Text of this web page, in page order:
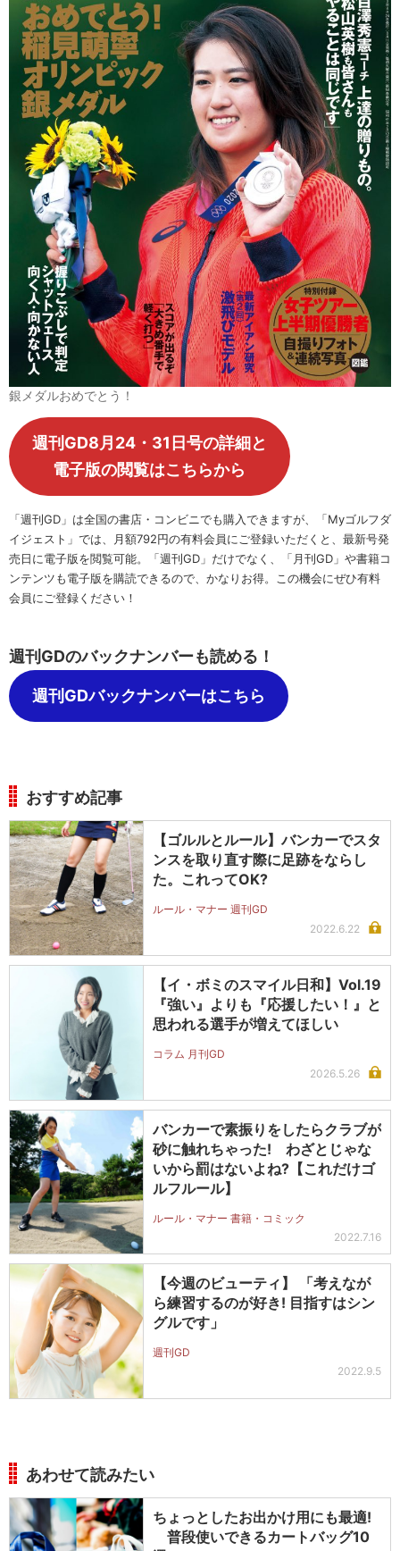
銀メダルおめでとう！
週刊GD8月24・31日号の詳細と
電子版の閲覧はこちらから
「週刊GD」は全国の書店・コンビニでも購入できますが、「Myゴルフダ
イジェスト」では、月額792円の有料会員にご登録いただくと、最新号発
売日に電子版を閲覧可能。「週刊GD」だけでなく、「月刊GD」や書籍コ
ンテンツも電子版を購読できるので、かなりお得。この機会にぜひ有料
会員にご登録ください！
週刊GDのバックナンバーも読める！
週刊GDバックナンバーはこちら
おすすめ記事
【ゴルルとルール】バンカーでスタ
ンスを取り直す際に足跡をならし
た。これってOK?
ルール・マナー 週刊GD
2022.6.22
【イ・ボミのスマイル日和】Vol.19
『強い』よりも『応援したい！』と
思われる選手が増えてほしい
コラム 月刊GD
2026.5.26
バンカーで素振りをしたらクラブが
砂に触れちゃった! わざとじゃな
いから罰はないよね?【これだけゴ
ルフルール】
ルール・マナー 書籍・コミック
2022.7.16
【今週のビューティ】 「考えなが
ら練習するのが好き! 目指すはシン
グルです」
週刊GD
2022.9.5
あわせて読みたい
ちょっとしたお出かけ用にも最適!
普段使いできるカートバッグ10